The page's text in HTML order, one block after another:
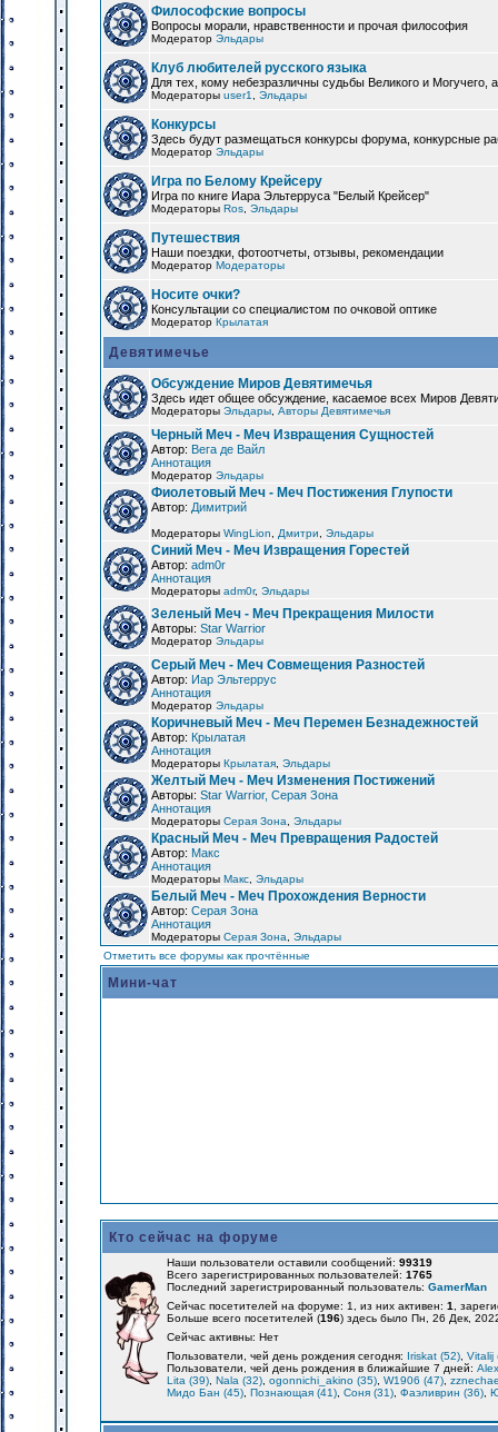
Философские вопросы
Вопросы морали, нравственности и прочая философия
Модератор Эльдары
Клуб любителей русского языка
Для тех, кому небезразличны судьбы Великого и Могучего,
Модераторы user1 Эльдары
Конкурсы
Здесь будут размещаться конкурсы форума, конкурсные
Модератор Эльдары
Игра по Белому Крейсеру
Игра по книге Иара Эльтерруса "Белый Крейсер"
Модераторы Ros Эльдары
Путешествия
Наши поездки, фотоотчеты, отзывы, рекомендации
Модератор Модераторы
Носите очки?
Консультации со специалистом по очковой оптике
Модератор Крылатая
Девятимечье
Обсуждение Миров Девятимечья
Здесь идет общее обсуждение, касаемое всех Миров
Модераторы Эльдары Авторы Девятимечья
Черный Меч - Меч Извращения Сущностей
Автор: Вега де Вайл
Аннотация
Модератор Эльдары
Фиолетовый Меч - Меч Постижения Глупости
Автор: Димитрий
Модераторы WingLion Дмитри Эльдары
Синий Меч - Меч Извращения Горестей
Автор: adm0r
Аннотация
Модераторы adm0r, Эльдары
Зеленый Меч - Меч Прекращения Милости
Авторы: Star Warrior
Модератор Эльдары
Серый Меч - Меч Совмещения Разностей
Автор: Иар Эльтеррус
Аннотация
Модератор Эльдары
Коричневый Меч - Меч Перемен Безнадежностей
Автор: Крылатая
Аннотация
Модераторы Крылатая Эльдары
Желтый Меч - Меч Изменения Постижений
Авторы: Star Warrior, Серая Зона
Аннотация
Модераторы Серая Зона Эльдары
Красный Меч - Меч Превращения Радостей
Автор: Макс
Аннотация
Модераторы Макс Эльдары
Белый Меч - Меч Прохождения Верности
Автор: Серая Зона
Аннотация
Модераторы Серая Зона
Эльдары
Отметить все форумы как прочтённые
Мини-чат
Кто сейчас на форуме
Наши пользователи оставили сообщений: 99319
Всего зарегистрированных пользователей: 1765
Последний зарегистрированный пользователь: GamerMan
Сейчас посетителей на форуме: 1, из них активен: 1
,
Больше всего посетителей (196) здесь было Пн, 26 Дек,
Сейчас активны: Нет
Пользователи, чей день рождения сегодня: Iriskat (52) Vitalij
Пользователи, чей день рождения в ближайшие 7 дней:
Lita (39) Nala (32) ogonnichi_akino (35) W1906 (47)
Мидо Бан (45) Познающая (41) Соня (31) Фаэливрин (36)